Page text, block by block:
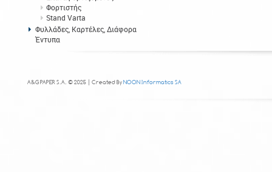
Φορτιστής
Stand Varta
Φυλλάδες, Καρτέλες, Διάφορα
Έντυπα
A&G PAPER S.A. © 2025 | Created ByNOON Informatics SA